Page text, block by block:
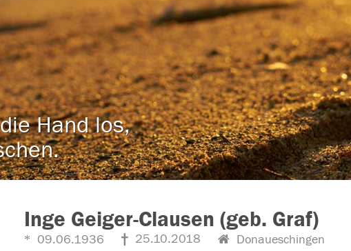
Hand los,
Inge Geiger-Clausen (geb. Graf)
09.06.1936 25.10.2018 Donaueschingen